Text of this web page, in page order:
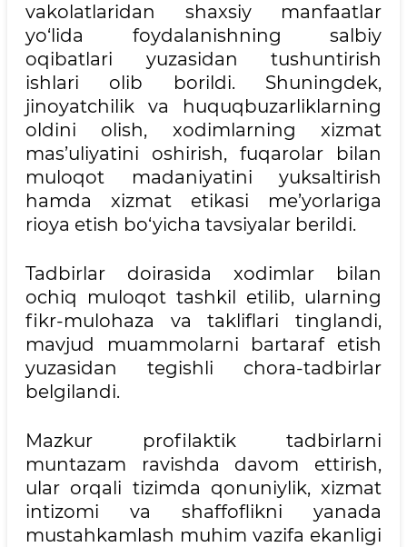
vakolatlaridan shaxsiy manfaatlar
yo‘lida foydalanishning salbiy
oqibatlari yuzasidan tushuntirish
ishlari olib borildi. Shuningdek,
jinoyatchilik va huquqbuzarliklarning
oldini olish, xodimlarning xizmat
mas’uliyatini oshirish, fuqarolar bilan
muloqot madaniyatini yuksaltirish
hamda xizmat etikasi me’yorlariga
rioya etish bo‘yicha tavsiyalar berildi.
Tadbirlar doirasida xodimlar bilan
ochiq muloqot tashkil etilib, ularning
fikr-mulohaza va takliflari tinglandi,
mavjud muammolarni bartaraf etish
yuzasidan tegishli chora-tadbirlar
belgilandi.
Mazkur profilaktik tadbirlarni
muntazam ravishda davom ettirish,
ular orqali tizimda qonuniylik, xizmat
intizomi va shaffoflikni yanada
mustahkamlash muhim vazifa ekanligi